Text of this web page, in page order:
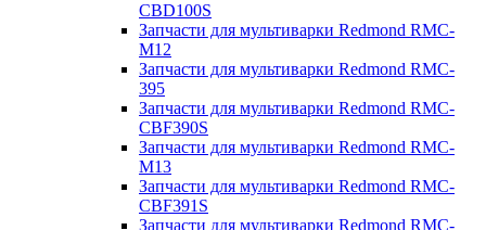
CBD100S
Запчасти для мультиварки Redmond RMC-
M12
Запчасти для мультиварки Redmond RMC-
395
Запчасти для мультиварки Redmond RMC-
CBF390S
Запчасти для мультиварки Redmond RMC-
M13
Запчасти для мультиварки Redmond RMC-
CBF391S
Запчасти для мультиварки Redmond RMC-